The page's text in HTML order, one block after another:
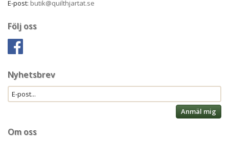
E-post: butik@quilthjartat.se
Följ oss
Nyhetsbrev
Anmäl mig
Om oss